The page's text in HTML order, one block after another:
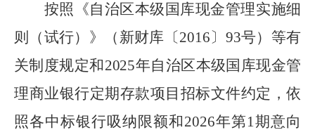
按照
《自治区本级国库现金管理实施细
则（试行）》（新财库〔 2016 〕 93号）等有
关制度规定和 2025年自治区本级国库现金管
理商业银行定期存款项目 招标文件约定，依
照各中标银行吸纳限额和 2026年第1期意向